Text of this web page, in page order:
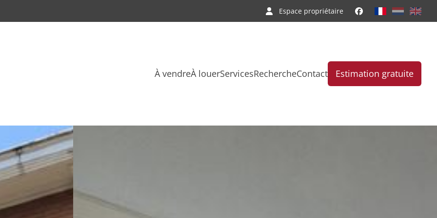
Espace propriétaire
À vendreÀ louerServicesRechercheContact Estimation gratuite